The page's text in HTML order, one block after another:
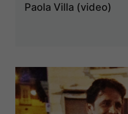
Paola Villa (video)